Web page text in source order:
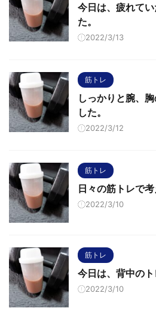
今日は、疲れて
た。
2022/3/13
筋トレ
しっかりと腕、
した。
2022/3/12
筋トレ
日々の筋トレで考
2022/3/10
筋トレ
今日は、背中のト
2022/3/10